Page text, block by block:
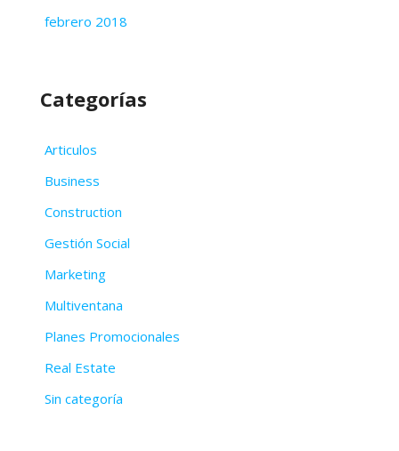
febrero 2018
Categorías
Articulos
Business
Construction
Gestión Social
Marketing
Multiventana
Planes Promocionales
Real Estate
Sin categoría